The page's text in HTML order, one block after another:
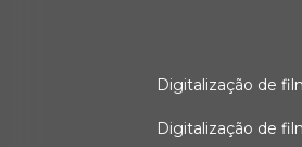
digitalização de
digitalização de